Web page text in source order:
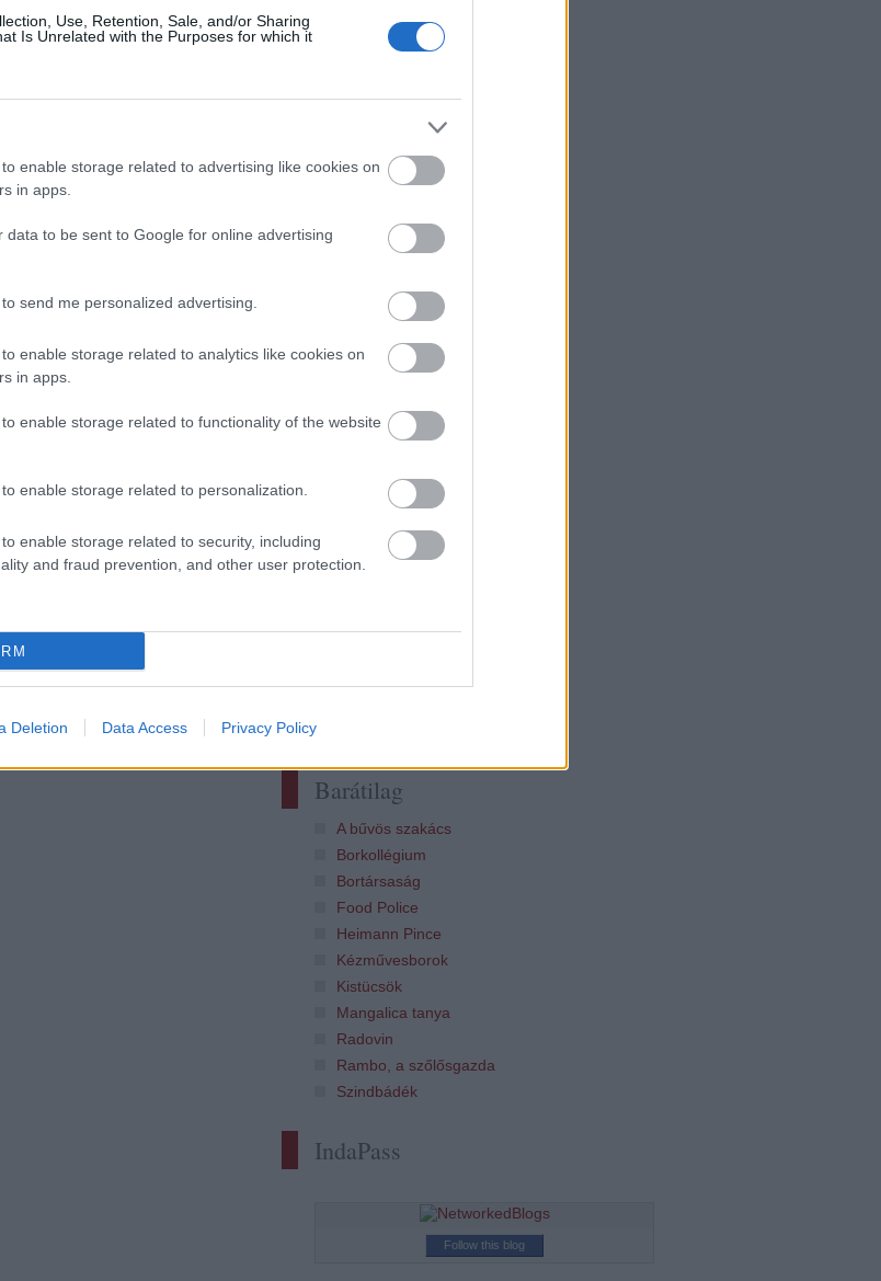
Use, Retention, Sale, and/or Sharing
Is Unrelated with the Purposes for which it
enable storage related to advertising like cookies on
in apps.
data to be sent to Google for online advertising
send me personalized advertising.
enable storage related to analytics like cookies on
in apps.
enable storage related to functionality of the website
enable storage related to personalization.
enable storage related to security, including
and fraud prevention, and other user protection.
Deletion Data Access Privacy Policy
Alkoholista a Facebookon
Kollégák
Albert gazda
Bordoktor
Borwerk
Jamie Goode
Barátilag
A bűvös szakács
Borkollégium
Bortársaság
Food Police
Heimann Pince
Kézművesborok
Kistücsök
Mangalica tanya
Radovin
Rambo, a szőlősgazda
Szindbádék
IndaPass
Follow this blog